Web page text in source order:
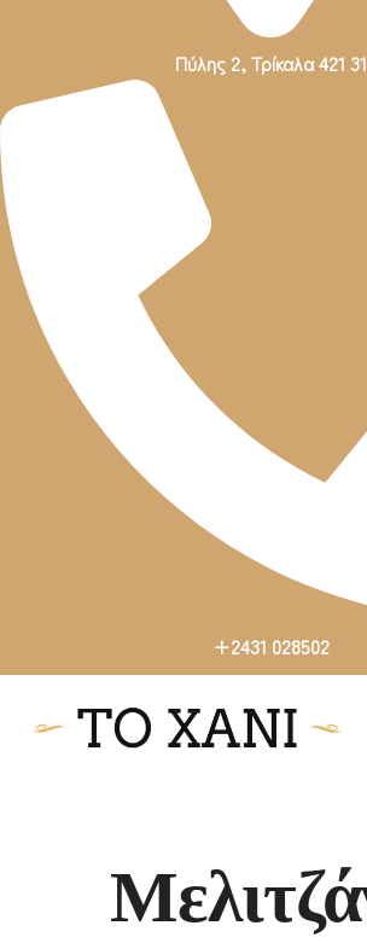
Πύλης 2, Τρίκαλα 421 31
+2431 028502
+2431 028502